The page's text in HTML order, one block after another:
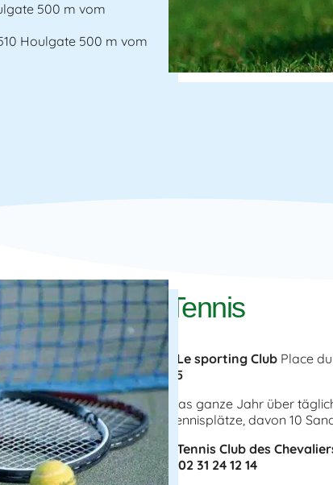
500 m vom
Houlgate 500 m vom
Tennis
Le sporting Club Place
65
Das ganze Jahr über
Tennisplätze, davon 10
Tennis Club des
02 31 24 12 14